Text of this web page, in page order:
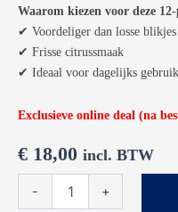
Waarom kiezen voor deze
✔ Voordeliger dan losse blikjes
✔ Frisse citrussmaak
✔ Ideaal voor dagelijks gebruik
Exclusieve online deal (na
€ 18,00 incl. BTW
- +